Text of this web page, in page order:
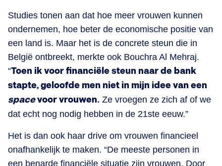
Studies tonen aan dat hoe meer vrouwen kunnen
ondernemen, hoe beter de economische positie van
een land is. Maar het is de concrete steun die in
België ontbreekt, merkte ook Bouchra Al Mehraj.
“Toen ik voor financiële steun naar de bank
stapte, geloofde men niet in mijn idee van een
spacevoor vrouwen. Ze vroegen ze zich af of we
dat echt nog nodig hebben in de 21ste eeuw.”
Het is dan ook haar drive om vrouwen financieel
onafhankelijk te maken. “De meeste personen in
een benarde financiële situatie zijn vrouwen. Door